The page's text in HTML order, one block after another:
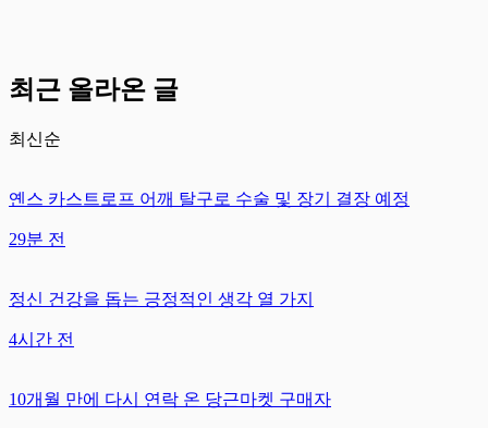
최근 올라온 글
최신순
옌스 카스트로프 어깨 탈구로 수술 및 장기 결장 예정
29분 전
정신 건강을 돕는 긍정적인 생각 열 가지
4시간 전
10개월 만에 다시 연락 온 당근마켓 구매자